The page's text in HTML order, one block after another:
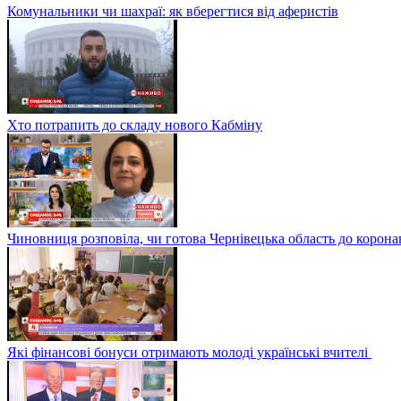
Комунальники чи шахраї: як вберегтися від аферистів
Хто потрапить до складу нового Кабміну
Чиновниця розповіла, чи готова Чернівецька область до
Які фінансові бонуси отримають молоді українські вчителі